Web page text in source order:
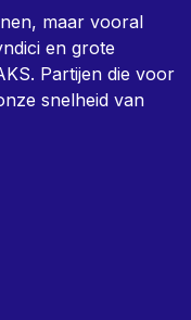
maar vooral
en grote
Partijen die voor
snelheid van